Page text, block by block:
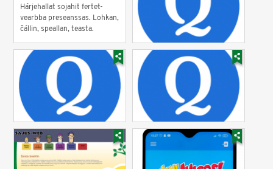
Hárjehallat sojahit fertet-
vearbba preseanssas. Lohkan,
čállin, speallan, teasta.